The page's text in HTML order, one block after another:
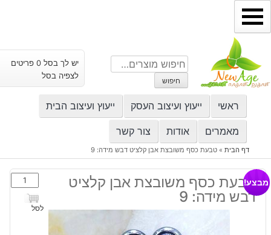
דילוג
לתוכן
חיפוש
עבור:
חיפוש
יש לך בסל 0 פריטים
לצפיה בסל
ראשי ייעוץ ועיצוב העסק ייעוץ ועיצוב הבית
מאמרים אודות צור קשר
דף הבית» טבעת כסף משובצת אבן קלציט דבש מידה: 9
טבעת כסף משובצת אבן קלציט
דבש מידה: 9
כמות
של
טבעת
לסל
מבצע!